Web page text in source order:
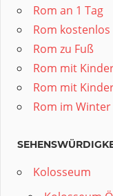
Rom an 1 Tag
Rom kostenlos
Rom zu Fuß
Rom mit
Rom mit
Rom im Winter
Kolosseum